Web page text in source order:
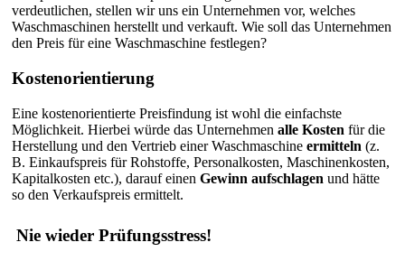
verdeutlichen, stellen wir uns ein Unternehmen vor, welches
Waschmaschinen herstellt und verkauft. Wie soll das Unternehmen
den Preis für eine Waschmaschine festlegen?
Kostenorientierung
Eine kostenorientierte Preisfindung ist wohl die einfachste
Möglichkeit. Hierbei würde das Unternehmen alle Kosten für die
Herstellung und den Vertrieb einer Waschmaschine ermitteln (z.
B. Einkaufspreis für Rohstoffe, Personalkosten, Maschinenkosten,
Kapitalkosten etc.), darauf einen Gewinn aufschlagen und hätte
so den Verkaufspreis ermittelt.
Nie wieder Prüfungsstress!